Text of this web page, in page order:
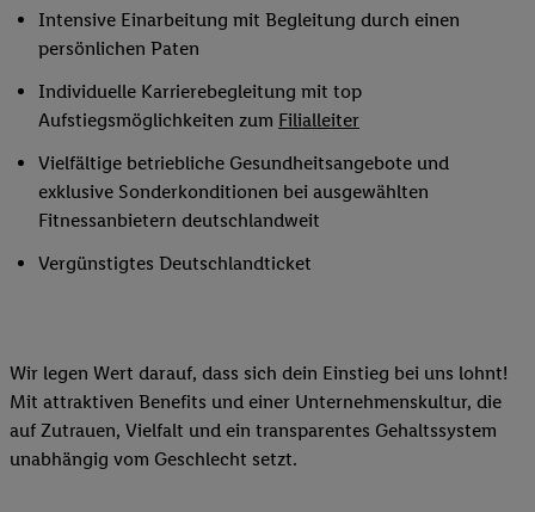
Intensive Einarbeitung mit Begleitung durch einen
persönlichen Paten
Individuelle Karrierebegleitung mit top
Aufstiegsmöglichkeiten zum Filialleiter
Vielfältige betriebliche Gesundheitsangebote und
exklusive Sonderkonditionen bei ausgewählten
Fitnessanbietern deutschlandweit
Vergünstigtes Deutschlandticket
Wir legen Wert darauf, dass sich dein Einstieg bei uns lohnt!
Mit attraktiven Benefits und einer Unternehmenskultur, die
auf Zutrauen, Vielfalt und ein transparentes Gehaltssystem
unabhängig vom Geschlecht setzt.